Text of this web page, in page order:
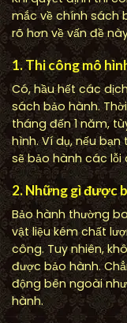
mắc về chính sách
rõ hơn về vấn đề
1. Thi công mô
Có, hầu hết các
sách bảo hành.
tháng đến 1 năm,
hình. Ví dụ, nếu
sẽ bảo hành các
2. Những gì được
Bảo hành thường
vật liệu kém chất
công. Tuy nhiên,
được bảo hành.
động bên ngoài
hành.